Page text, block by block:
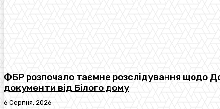
ФБР розпочало таємне розслідування щодо
документи від Білого дому
6 Серпня, 2026